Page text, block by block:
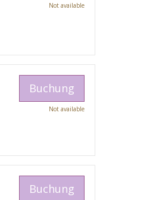
Not available
Buchung
Not available
Buchung